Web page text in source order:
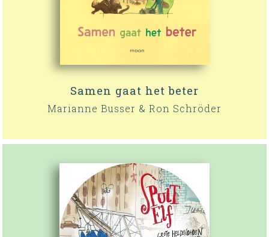
Samen gaat het beter
Marianne Busser & Ron Schröder